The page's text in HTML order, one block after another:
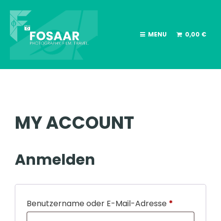
MENU 0,00 €
MY ACCOUNT
Anmelden
Benutzername oder E-Mail-Adresse *